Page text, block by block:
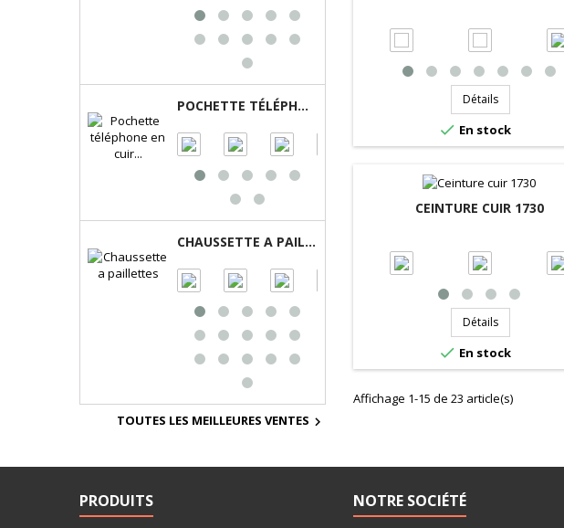
POCHETTE TÉLÉPHONE EN CUIR D3000 RAWEL
CHAUSSETTE A PAILLETTES
TOUTES LES MEILLEURES VENTES 
Détails
 En stock
CEINTURE CUIR 1730
Détails
 En stock
Affichage 1-15 de 23 article(s)
PRODUITS NOTRE SOCIÉTÉ